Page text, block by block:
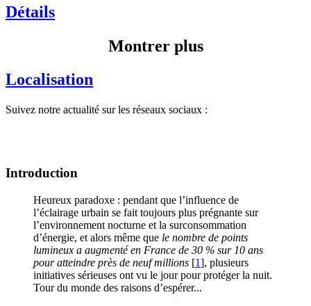
Détails
Montrer plus
Localisation
Suivez notre actualité sur les réseaux sociaux :
Introduction
Heureux paradoxe : pendant que l’influence de
l’éclairage urbain se fait toujours plus prégnante sur
l’environnement nocturne et la surconsommation
d’énergie, et alors même que le nombre de points
lumineux a augmenté en France de 30 % sur 10 ans
pour atteindre près de neuf millions [1], plusieurs
initiatives sérieuses ont vu le jour pour protéger la nuit.
Tour du monde des raisons d’espérer...